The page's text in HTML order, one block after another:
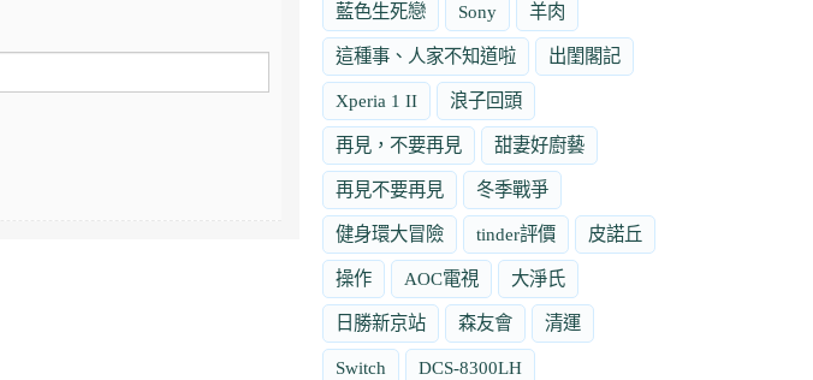
藍色生死戀 Sony 羊肉
這種事、人家不知道啦 出閨閣記
Xperia 1 II 浪子回頭
再見，不要再見 甜妻好廚藝
再見不要再見 冬季戰爭
健身環大冒險 tinder評價 皮諾丘
操作 AOC電視 大淨氏
日勝新京站 森友會 清運
Switch DCS-8300LH